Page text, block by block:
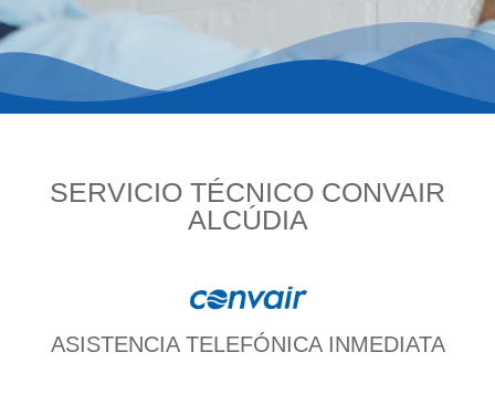
SERVICIO TÉCNICO CONVAIR
ALCÚDIA
ASISTENCIA TELEFÓNICA INMEDIATA